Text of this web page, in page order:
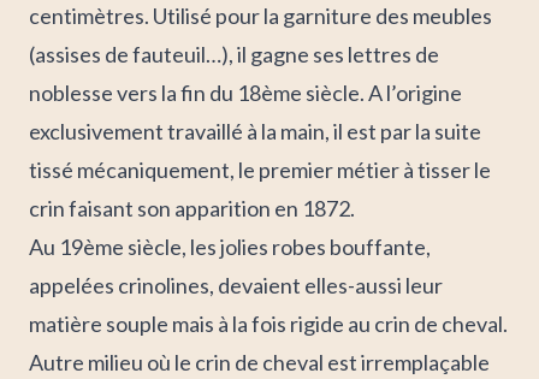
centimètres. Utilisé pour la garniture des meubles
(assises de fauteuil…), il gagne ses lettres de
noblesse vers la fin du 18ème siècle. A l’origine
exclusivement travaillé à la main, il est par la suite
tissé mécaniquement, le premier métier à tisser le
crin faisant son apparition en 1872.
Au 19ème siècle, les jolies robes bouffante,
appelées crinolines, devaient elles-aussi leur
matière souple mais à la fois rigide au crin de cheval.
Autre milieu où le crin de cheval est irremplaçable